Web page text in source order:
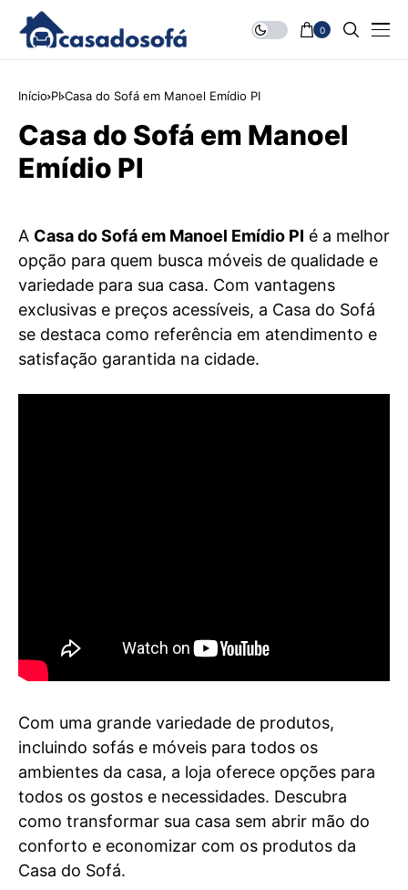
0
Início PI Casa do Sofá em Manoel Emídio PI
Casa do Sofá em Manoel
Emídio PI
A Casa do Sofá em Manoel Emídio PI é a melhor
opção para quem busca móveis de qualidade e
variedade para sua casa. Com vantagens
exclusivas e preços acessíveis, a Casa do Sofá
se destaca como referência em atendimento e
satisfação garantida na cidade.
Com uma grande variedade de produtos,
incluindo sofás e móveis para todos os
ambientes da casa, a loja oferece opções para
todos os gostos e necessidades. Descubra
como transformar sua casa sem abrir mão do
conforto e economizar com os produtos da
Casa do Sofá.